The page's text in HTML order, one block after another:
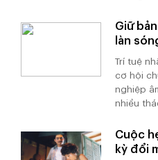
Giữ
làn
Trí tuệ
cơ hội
nghiệp
nhiều
Cuộc
kỳ đổi